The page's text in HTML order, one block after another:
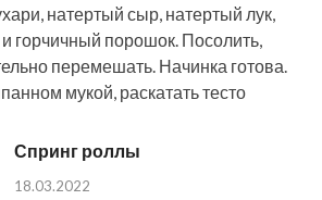
натертый сыр, натертый лук,
горчичный порошок. Посолить,
перемешать. Начинка готова.
мукой, раскатать тесто
Спринг роллы
18.03.2022